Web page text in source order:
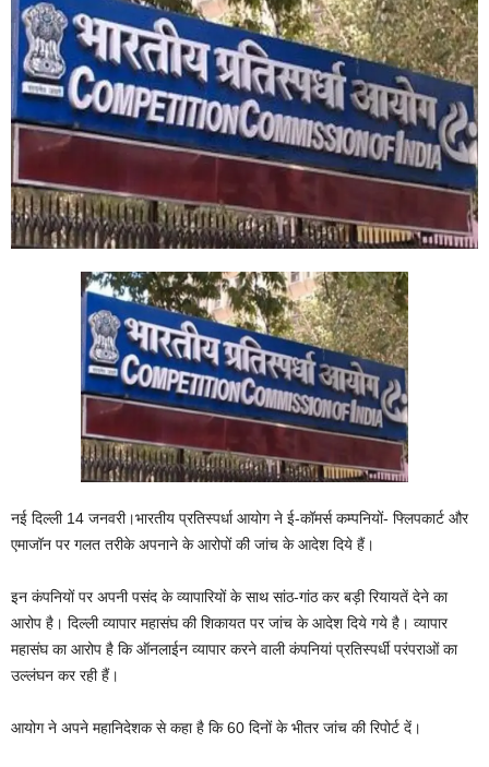
नई दिल्ली 14 जनवरी।भारतीय प्रतिस्‍पर्धा आयोग ने ई-कॉमर्स कम्‍पनियों- फ्लिपकार्ट और
एमाजॉन पर गलत तरीके अपनाने के आरोपों की जांच के आदेश दिये हैं।
इन कंपनियों पर अपनी पसंद के व्‍यापारियों के साथ सांठ-गांठ कर बड़ी रियायतें देने का
आरोप है। दिल्‍ली व्‍यापार महासंघ की शिकायत पर जांच के आदेश दिये गये है। व्‍यापार
महासंघ का आरोप है कि ऑनलाईन व्‍यापार करने वाली कंपनियां प्रतिस्‍पर्धी परंपराओं का
उल्‍लंघन कर रही हैं।
आयोग ने अपने महानिदेशक से कहा है कि 60 दिनों के भीतर जांच की रिपोर्ट दें।